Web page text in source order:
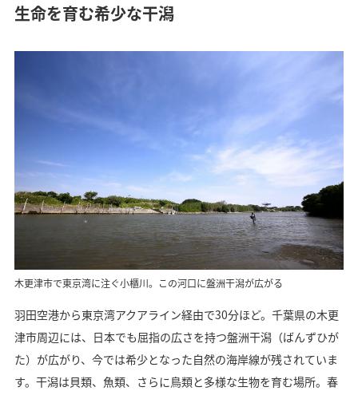
生命を育む希少な干潟
木更津市で東京湾に注ぐ小櫃川。この河口に盤洲干潟が広がる
羽田空港から東京湾アクアライン経由で30分ほど。千葉県の木更
津市周辺には、日本でも屈指の広さを持つ盤洲干潟（ばんずひが
た）が広がり、今では希少となった自然の海岸線が残されていま
す。干潟は貝類、魚類、さらに鳥類と多様な生物を育む場所。春